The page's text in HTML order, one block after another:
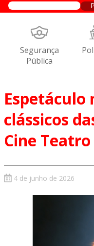
Segurança
Pública
Espetáculo
clássicos
Cine
4 de junho de 2026